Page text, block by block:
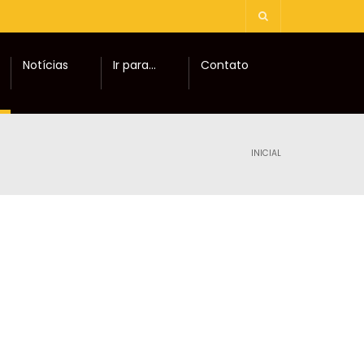
Notícias Ir para… Contato
INICIAL